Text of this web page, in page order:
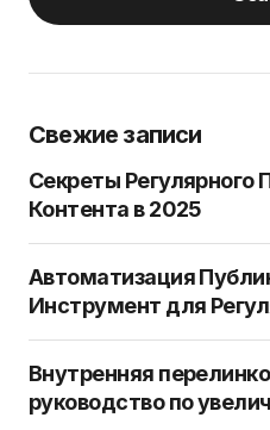
Свежие записи
Секреты Регулярного
Контента в 2025
Автоматизация
Инструмент для
Внутренняя
руководство по